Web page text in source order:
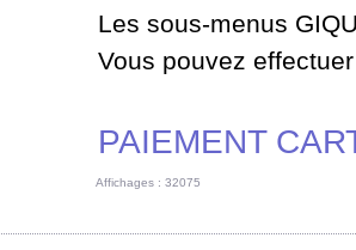
Les sous-menus
Vous pouvez
PAIEMENT
Affichages : 32075